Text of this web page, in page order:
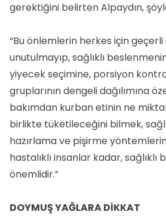
gerektiğini belirten Alpaydın,
“Bu önlemlerin herkes için
unutulmayıp, sağlıklı
yiyecek seçimine, porsiyon
gruplarının dengeli dağılımına
bakımdan kurban etinin ne
birlikte tüketileceğini bilmek,
hazırlama ve pişirme
hastalıklı insanlar kadar, sağlıklı
önemlidir.”
DOYMUŞ YAĞLARA DİKKAT